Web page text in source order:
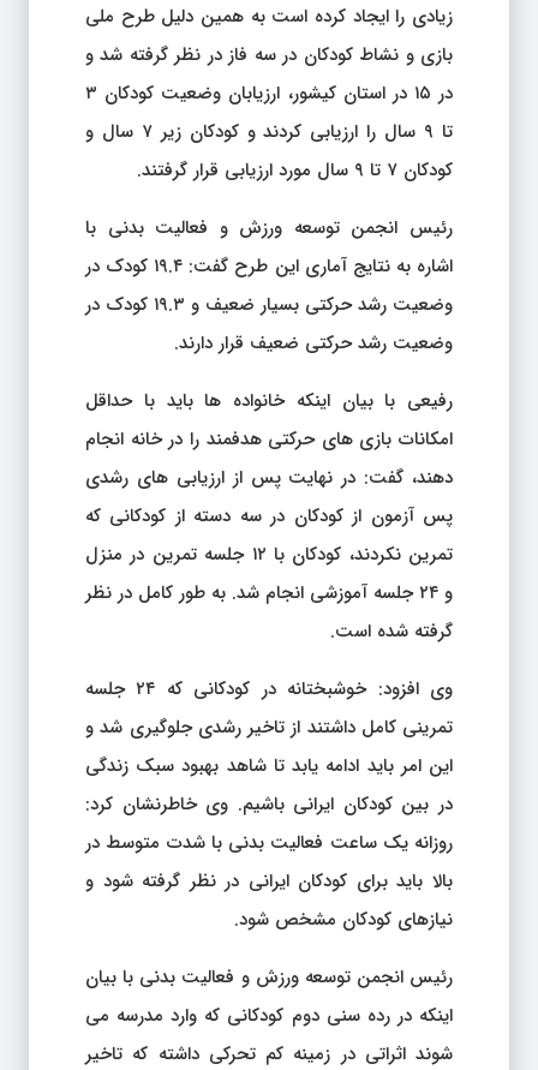
زیادی را ایجاد کرده است به همین دلیل طرح ملی
بازی و نشاط کودکان در سه فاز در نظر گرفته شد و
در ۱۵ در استان کیشور، ارزیابان وضعیت کودکان ۳
تا ۹ سال را ارزیابی کردند و کودکان زیر ۷ سال و
کودکان ۷ تا ۹ سال مورد ارزیابی قرار گرفتند.
رئیس انجمن توسعه ورزش و فعالیت بدنی با
اشاره به نتایج آماری این طرح گفت: ۱۹.۴ کودک در
وضعیت رشد حرکتی بسیار ضعیف و ۱۹.۳ کودک در
وضعیت رشد حرکتی ضعیف قرار دارند.
رفیعی با بیان اینکه خانواده ها باید با حداقل
امکانات بازی های حرکتی هدفمند را در خانه انجام
دهند، گفت: در نهایت پس از ارزیابی های رشدی
پس آزمون از کودکان در سه دسته از کودکانی که
تمرین نکردند، کودکان با ۱۲ جلسه تمرین در منزل
و ۲۴ جلسه آموزشی انجام شد. به طور کامل در نظر
گرفته شده است.
وی افزود: خوشبختانه در کودکانی که ۲۴ جلسه
تمرینی کامل داشتند از تاخیر رشدی جلوگیری شد و
این امر باید ادامه یابد تا شاهد بهبود سبک زندگی
در بین کودکان ایرانی باشیم. وی خاطرنشان کرد:
روزانه یک ساعت فعالیت بدنی با شدت متوسط ​​در
بالا باید برای کودکان ایرانی در نظر گرفته شود و
نیازهای کودکان مشخص شود.
رئیس انجمن توسعه ورزش و فعالیت بدنی با بیان
اینکه در رده سنی دوم کودکانی که وارد مدرسه می
شوند اثراتی در زمینه کم تحرکی داشته که تاخیر